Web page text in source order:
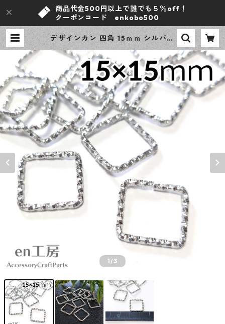
商品代金500円以上で誰でも５％off！
クーポンコード enkobo500
デザインカン 四角 15ｍｍ シルバー
30個 ローレット加工 レジン ハンド
メイド アクセサリーパーツ 【en工
房】 | ｅｎ工房
1/3